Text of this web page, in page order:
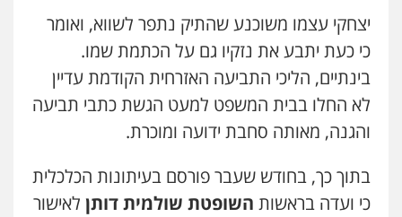
יצחקי עצמו משוכנע שהתיק נתפר לשווא, ואומר
כי כעת יתבע את נזקיו גם על הכתמת שמו.
בינתיים, הליכי התביעה האזרחית הקודמת עדיין
לא החלו בבית המשפט למעט הגשת כתבי תביעה
והגנה, מאותה סחבת ידועה ומוכרת.
בתוך כך, בחודש שעבר פורסם בעיתונות הכלכלית
כי ועדה בראשות השופטת שולמית דותן לאישור